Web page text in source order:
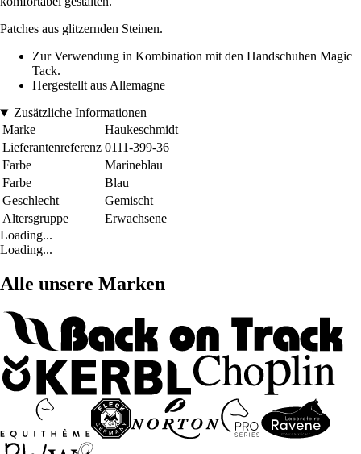
Patches aus glitzernden Steinen.
Zur Verwendung in Kombination mit den Handschuhen Magic
Tack.
Hergestellt aus Allemagne
Zusätzliche Informationen
Marke
Haukeschmidt
Lieferantenreferenz 0111-399-36
Farbe
Marineblau
Farbe
Blau
Geschlecht
Gemischt
Altersgruppe
Erwachsene
Loading...
Loading...
Alle unsere Marken